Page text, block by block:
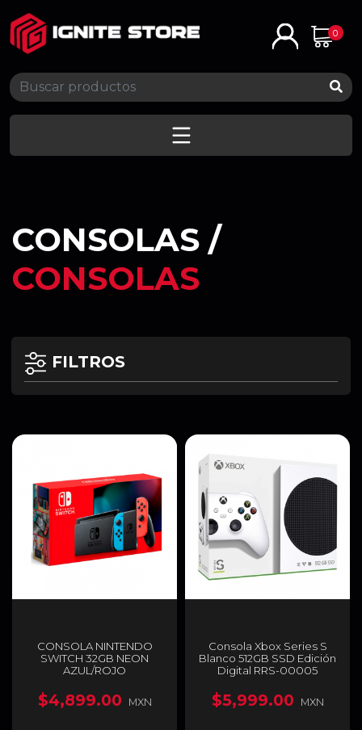
0
CONSOLAS /
CONSOLAS
FILTROS
CONSOLA NINTENDO
SWITCH 32GB NEON
AZUL/ROJO
$4,899.00 MXN
Consola Xbox Series S
Blanco 512GB SSD Edición
Digital RRS-00005
$5,999.00 MXN